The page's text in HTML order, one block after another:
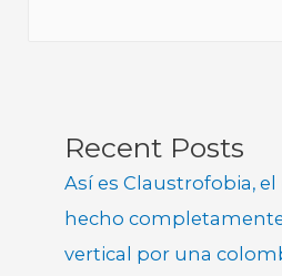
Recent Posts
Así es Claustrofobia,
hecho
vertical por una